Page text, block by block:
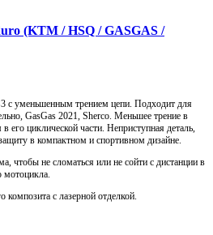
(KTM / HSQ / GASGAS /
с уменьшенным трением цепи. Подходит для
GasGas 2021, Sherco. Меньшее трение в
циклической части. Неприступная деталь,
в компактном и спортивном дизайне.
чтобы не сломаться или не сойти с дистанции в
композита с лазерной отделкой.